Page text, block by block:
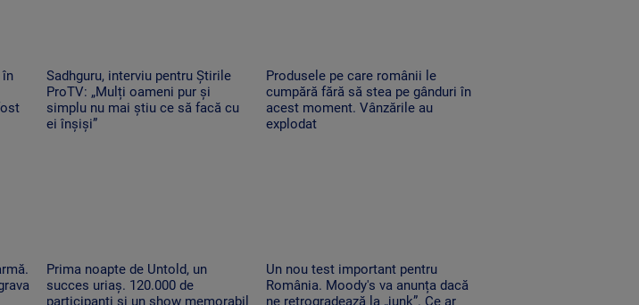
în
Sadhguru, interviu pentru Știrile
ProTV: „Mulți oameni pur și
simplu nu mai știu ce să facă cu
ei înșiși”
Produsele pe care românii le
cumpără fără să stea pe gânduri în
acest moment. Vânzările au
explodat
Prima noapte de Untold, un
succes uriaș. 120.000 de
participanți și un show memorabil
Un nou test important pentru
România. Moody's va anunța dacă
ne retrogradează la „junk”. Ce ar